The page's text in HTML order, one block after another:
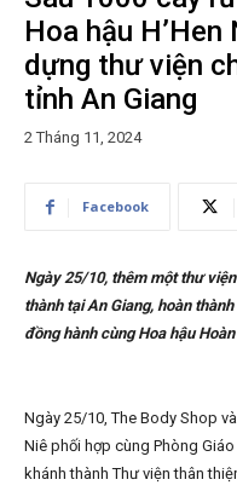
Hoa hậu
dựng thư viện
tỉnh An Giang
2 Tháng 11, 2024
Facebook
Ngày 25/10, thêm một thư
thành tại An Giang, hoàn
đồng hành cùng Hoa hậu
Ngày 25/10, The Body Shop
Niê phối hợp cùng Phòng
khánh thành Thư viện thân